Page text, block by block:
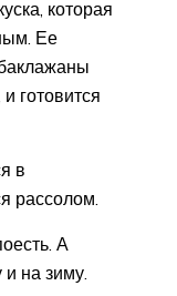
которая
Ее
готовится
в
рассолом.
А
и на зиму.